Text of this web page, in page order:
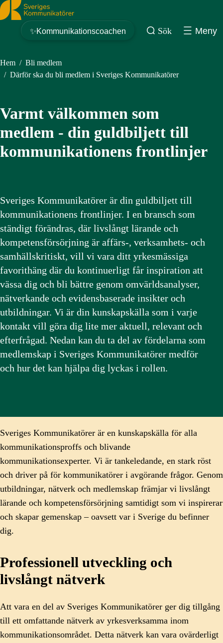
Sveriges Kommunikatörer
✨Kommunikationscoachen Sök Meny
Hem / Bli medlem
/ Därför ska du bli medlem i Sveriges Kommunikatörer
Varmt välkommen som
medlem - din guldbiljett till
kommunikationens frontlinjer
Sveriges Kommunikatörer är din guldbiljett till
kommunikationens frontlinjer. I en bransch som
ständigt förändras, där livslångt lärande och
kompetensförsörjning är affärs-, verksamhets- och
samhällskritiskt, vill vi vara ditt yrkesmässiga
favorithäng där du kontinuerligt får inspiration att
vässa dig och bli bättre genom omvärldsanalyser,
nätverkande och evidensbaserade insikter och
utbildningar. Vi är din kunskapskälla som i varje
kontakt vill göra dig lite mer aktuell, relevant och
efterfrågad. Nedan kan du ta del av fördelarna som
medlemskap i Sveriges Kommunikatörer medför
och hur det kan hjälpa dig lyckas i rollen.
Sveriges Kommunikatörer är en kunskapskälla för alla
kommunikationsproffs och blivande
kommunikationsexperter. Vi är tankeledande, en stark röst
och driver på för kommunikatörer i avgörande frågor. Genom
utbildningar, nätverk och medlemskap främjar vi livslångt
lärande och kompetensförsörjning samtidigt som vi inspirerar
och skapar gemenskap – oavsett var i Sverige du befinner
dig.
Professionell utveckling och
livslångt nätverk
Att vara en del av Sveriges Kommunikatörer ger dig tillgång
till ett omfattande nätverk av yrkesverksamma inom
kommunikationsområdet. Detta nätverk kan vara ovärderligt